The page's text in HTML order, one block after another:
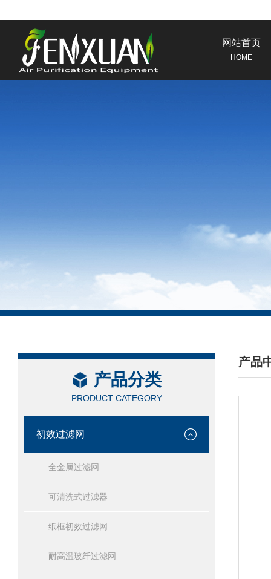
网站首页
HOME
产品分类
PRODUCT CATEGORY
初效过滤网
全金属过滤网
可清洗式过滤器
纸框初效过滤网
耐高温玻纤过滤网
产品
/